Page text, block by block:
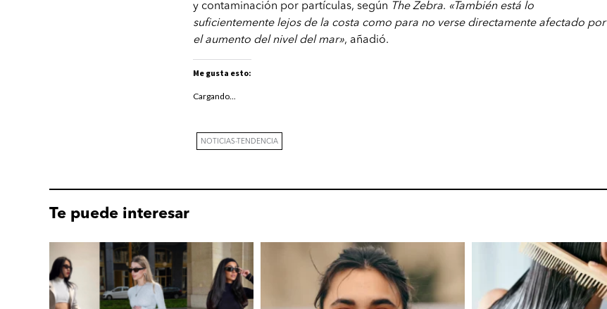
y contaminación por partículas, según The Zebra. «También está lo
suficientemente lejos de la costa como para no verse directamente afectado por
el aumento del nivel del mar», añadió.
Me gusta esto:
Cargando...
NOTICIAS-TENDENCIA
Te puede interesar